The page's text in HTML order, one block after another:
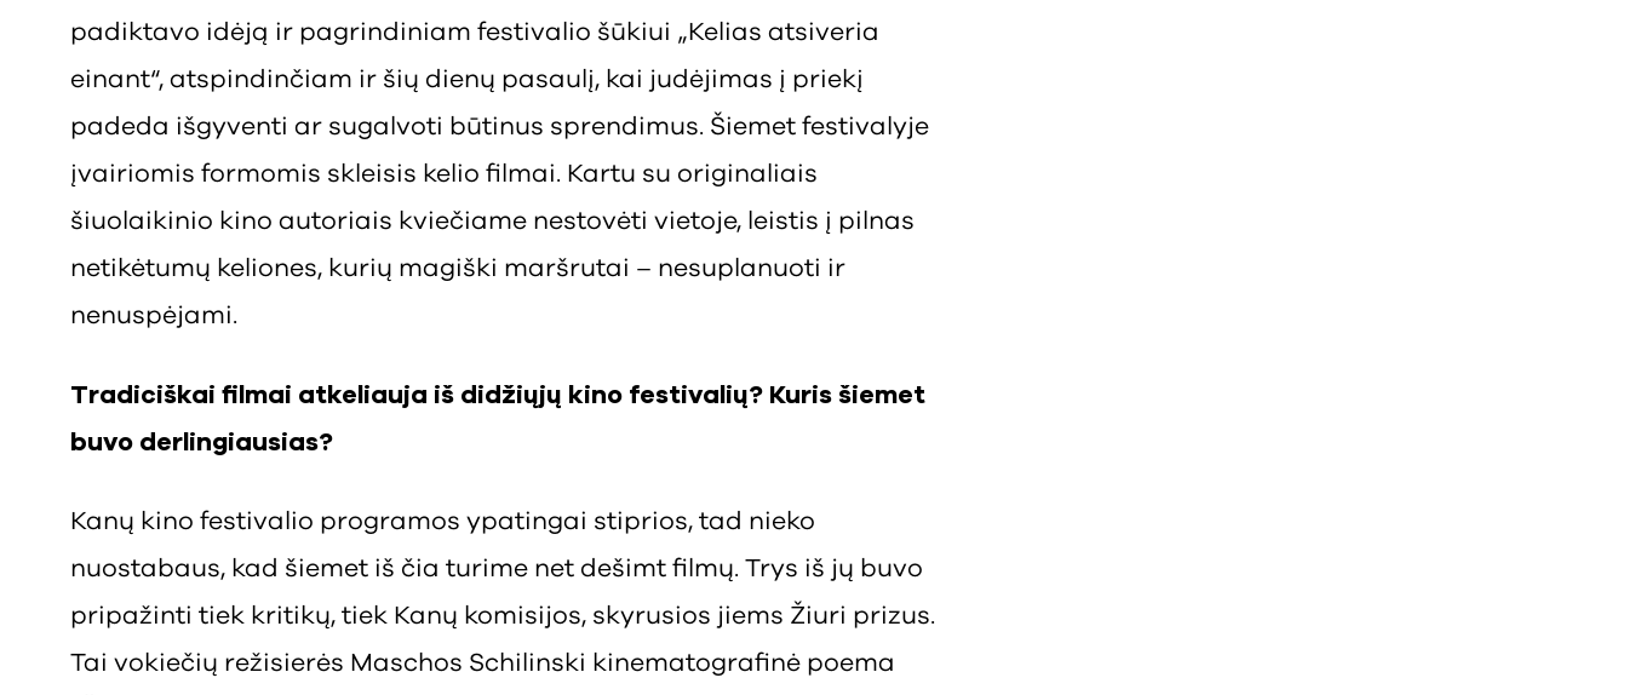
padiktavo idėją ir pagrindiniam festivalio šūkiui „Kelias atsiveria
einant“, atspindinčiam ir šių dienų pasaulį, kai judėjimas į priekį
padeda išgyventi ar sugalvoti būtinus sprendimus. Šiemet festivalyje
įvairiomis formomis skleisis kelio filmai. Kartu su originaliais
šiuolaikinio kino autoriais kviečiame nestovėti vietoje, leistis į pilnas
netikėtumų keliones, kurių magiški maršrutai – nesuplanuoti ir
nenuspėjami.
Tradiciškai filmai atkeliauja iš didžiųjų kino festivalių? Kuris šiemet
buvo derlingiausias?
Kanų kino festivalio programos ypatingai stiprios, tad nieko
nuostabaus, kad šiemet iš čia turime net dešimt filmų. Trys iš jų buvo
pripažinti tiek kritikų, tiek Kanų komisijos, skyrusios jiems Žiuri prizus.
Tai vokiečių režisierės Maschos Schilinski kinematografinė poema